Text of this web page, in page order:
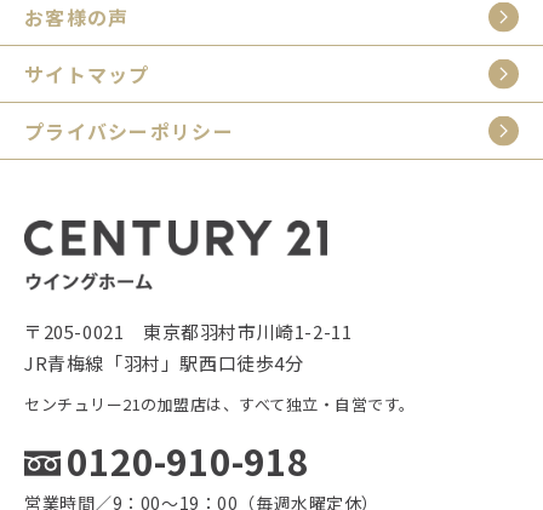
お客様の声
サイトマップ
プライバシーポリシー
〒205-0021 東京都羽村市川崎1-2-11
JR青梅線「羽村」駅西口徒歩4分
センチュリー21の加盟店は、すべて独立・自営です。
0120-910-918
営業時間／9：00〜19：00（毎週水曜定休）